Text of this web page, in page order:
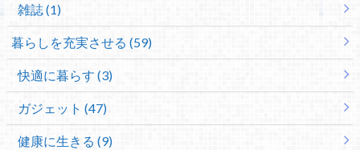
雑誌 (1)
暮らしを充実させる (59)
快適に暮らす (3)
ガジェット (47)
健康に生きる (9)